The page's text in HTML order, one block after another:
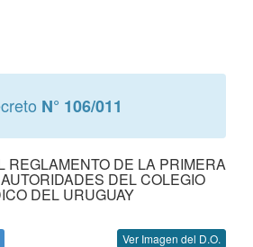
N° 106/011
REGLAMENTO DE LA PRIMERA
DEL COLEGIO
DEL URUGUAY
Ver Imagen del D.O.